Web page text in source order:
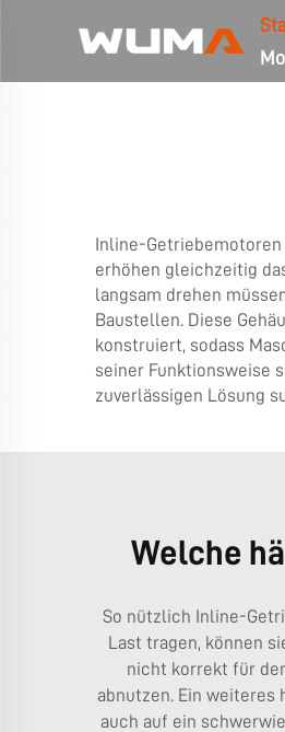
Inline-
erhöhen gleichzeitig
langsam drehen
Baustellen. Diese
konstruiert, sodass
seiner Funktionsweise
zuverlässigen Lösung
Welche
So nützlich Inline-
Last tragen, können
nicht korrekt für
abnutzen. Ein weiteres
auch auf ein